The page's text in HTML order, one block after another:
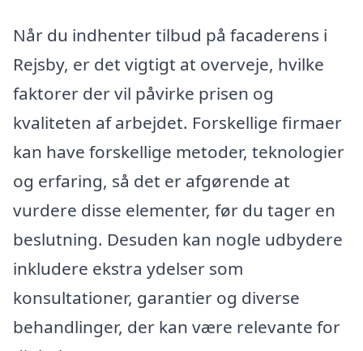
Når du indhenter tilbud på facaderens i
Rejsby, er det vigtigt at overveje, hvilke
faktorer der vil påvirke prisen og
kvaliteten af arbejdet. Forskellige firmaer
kan have forskellige metoder, teknologier
og erfaring, så det er afgørende at
vurdere disse elementer, før du tager en
beslutning. Desuden kan nogle udbydere
inkludere ekstra ydelser som
konsultationer, garantier og diverse
behandlinger, der kan være relevante for